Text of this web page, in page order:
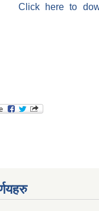
Click here to